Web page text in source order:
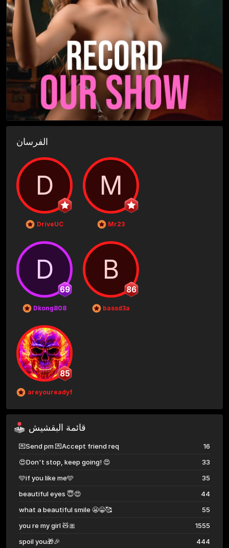
الفرسان
D
DriveUC
M
Mr23
D
69
Dkong808
B
86
bassd3a
85
areyoureadyforthis
قائمة البقشيش
💌Send pm 💌Accept friend req
16
😍Don't stop, keep going! 😍
33
🩵if you like me🩵
35
beautiful eyes 😇😍
44
what a beautiful smile 😬😁🥰
55
you re my girl 🧸🎀
1555
spoil you🎁🎉
444